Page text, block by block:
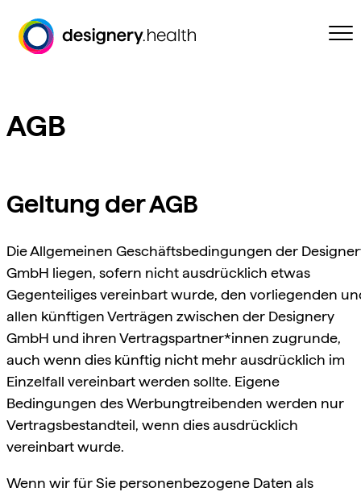
Zum
Inhalt
AGB
Geltung der AGB
Die Allgemeinen Geschäftsbedingungen der
GmbH liegen, sofern nicht ausdrücklich etwas
Gegenteiliges vereinbart wurde, den vorliegenden
allen künftigen Verträgen zwischen der Designery
GmbH und ihren Vertragspartner*innen zugrunde,
auch wenn dies künftig nicht mehr ausdrücklich im
Einzelfall vereinbart werden sollte. Eigene
Bedingungen des Werbungtreibenden werden nur
Vertragsbestandteil, wenn dies ausdrücklich
vereinbart wurde.
Wenn wir für Sie personenbezogene Daten als